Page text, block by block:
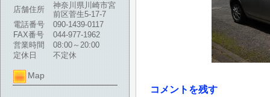
店舗住所
神奈川県川崎市宮
前区菅生5-17-7
電話番号
090-1439-0117
FAX番号
044-977-1962
営業時間
08:00～20:00
定休日
不定休
Map
コメントを残す